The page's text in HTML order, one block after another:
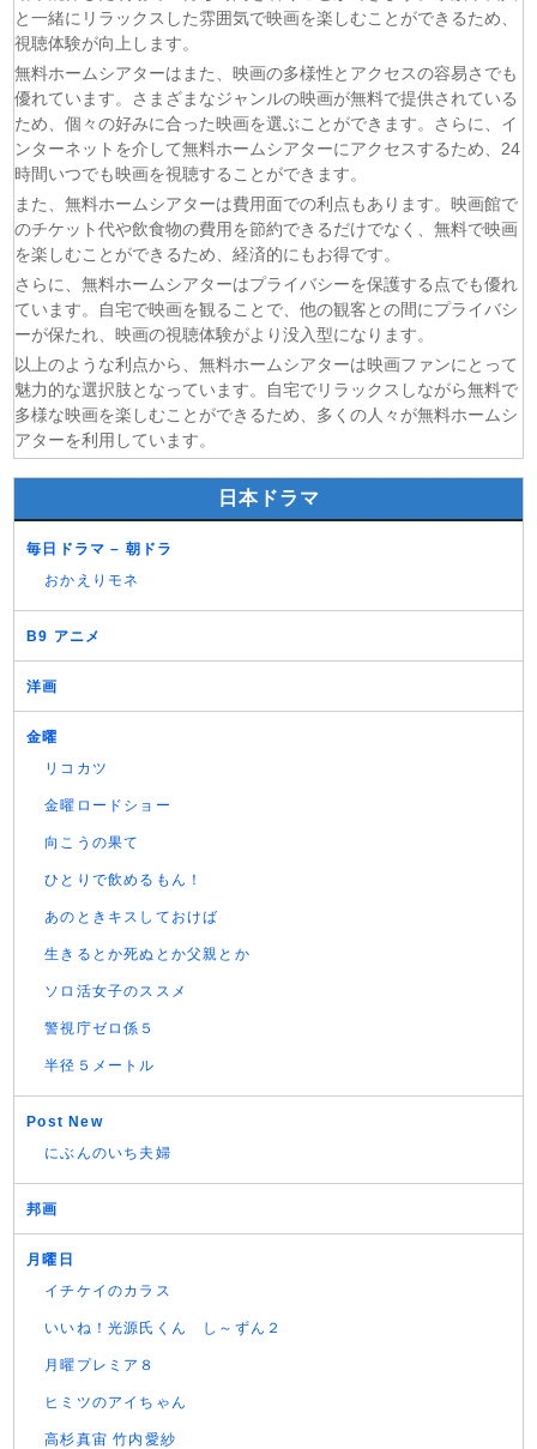
(07/08) ここは俺に任せて先に行けと言ってから10年がたったら伝
説になっていた。 第6話
(07/08)領民0人スタートの辺境領主様 第6話
(07/08)しもべの王子様 第6話
(07/08)転生したらスライムだった件 第4期 第17話
(07/08)金曜ロードショー 動画 2026年8月7日
(07/08)
と一緒にリラックスした雰囲気で映画を楽しむことができるため、
視聴体験が向上します。
無料ホームシアターはまた、映画の多様性とアクセスの容易さでも
優れています。さまざまなジャンルの映画が無料で提供されている
ため、個々の好みに合った映画を選ぶことができます。さらに、イ
ンターネットを介して無料ホームシアターにアクセスするため、24
時間いつでも映画を視聴することができます。
また、無料ホームシアターは費用面での利点もあります。映画館で
のチケット代や飲食物の費用を節約できるだけでなく、無料で映画
を楽しむことができるため、経済的にもお得です。
さらに、無料ホームシアターはプライバシーを保護する点でも優れ
ています。自宅で映画を観ることで、他の観客との間にプライバシ
ーが保たれ、映画の視聴体験がより没入型になります。
以上のような利点から、無料ホームシアターは映画ファンにとって
魅力的な選択肢となっています。自宅でリラックスしながら無料で
多様な映画を楽しむことができるため、多くの人々が無料ホームシ
アターを利用しています。
日本ドラマ
毎日ドラマ – 朝ドラ
おかえりモネ
B9 アニメ
洋画
金曜
リコカツ
金曜ロードショー
向こうの果て
ひとりで飲めるもん！
あのときキスしておけば
生きるとか死ぬとか父親とか
ソロ活女子のススメ
警視庁ゼロ係５
半径５メートル
Post New
にぶんのいち夫婦
邦画
月曜日
イチケイのカラス
いいね！光源氏くん し～ずん２
月曜プレミア８
ヒミツのアイちゃん
高杉真宙 竹内愛紗